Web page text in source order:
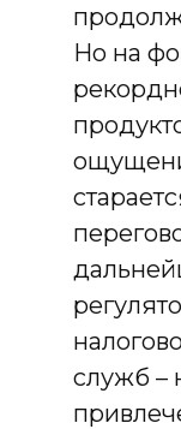
Но на
служб –